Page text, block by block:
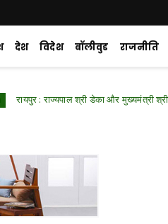
देश विदेश बॉलीवुड राजनीति
श्री डेका और मुख्यमंत्री श्री साय की